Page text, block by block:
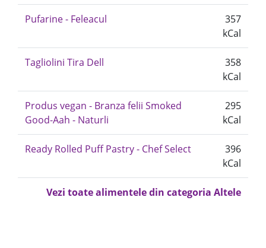
Pufarine - Feleacul
357
kCal
Tagliolini Tira Dell
358
kCal
Produs vegan - Branza felii Smoked
Good-Aah - Naturli
295
kCal
Ready Rolled Puff Pastry - Chef Select
396
kCal
Vezi toate alimentele din categoria Altele